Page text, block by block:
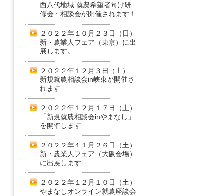
西八代地域 就農希望者向け研
修会・相談会が開催されます！
２０２２年１０月２３日（日）
新・農業人フェア（東京）に出
展します。
２０２２年１２月３日（土）
新規就農相談会in峡東が開催さ
れます
２０２２年１２月１７日（土）
「新規就農相談会inやまなし」
を開催します
２０２２年１１月２６日（土）
新・農業人フェア（大阪会場）
に出展します
２０２２年１２月１０日（土）
やまなしオンライン就農座談会